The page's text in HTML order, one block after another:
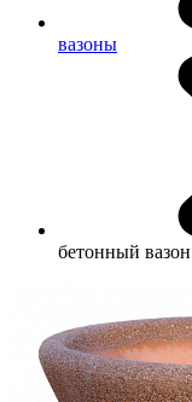
вазоны
бетонный